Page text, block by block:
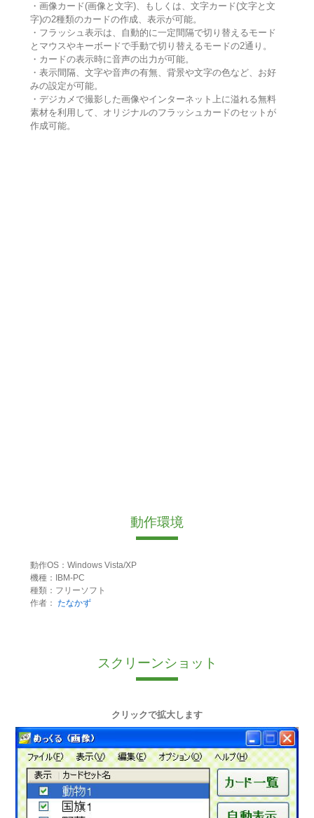
・画像カード(画像と文字)、もしくは、文字カード(文字と文
字)の2種類のカードの作成、表示が可能。
・フラッシュ表示は、自動的に一定間隔で切り替えるモード
とマウスやキーボードで手動で切り替えるモードの2通り。
・カードの表示時に音声の出力が可能。
・表示間隔、文字や音声の有無、背景や文字の色など、お好
みの設定が可能。
・デジカメで撮影した画像やインターネット上に溢れる無料
素材を利用して、オリジナルのフラッシュカードのセットが
作成可能。
動作環境
動作OS：Windows Vista/XP
機種：IBM-PC
種類：フリーソフト
作者： たなかず
スクリーンショット
クリックで拡大します